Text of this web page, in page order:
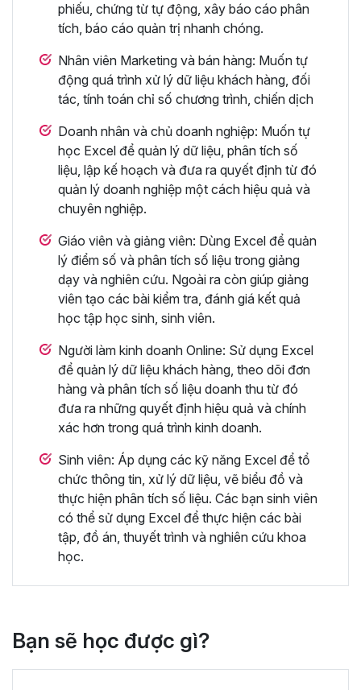
phiếu, chứng từ tự động, xây báo cáo phân
tích, báo cáo quản trị nhanh chóng.
Nhân viên Marketing và bán hàng: Muốn tự
động quá trình xử lý dữ liệu khách hàng, đối
tác, tính toán chỉ số chương trình, chiến dịch
Doanh nhân và chủ doanh nghiệp: Muốn tự
học Excel để quản lý dữ liệu, phân tích số
liệu, lập kế hoạch và đưa ra quyết định từ đó
quản lý doanh nghiệp một cách hiệu quả và
chuyên nghiệp.
Giáo viên và giảng viên: Dùng Excel để quản
lý điểm số và phân tích số liệu trong giảng
dạy và nghiên cứu. Ngoài ra còn giúp giảng
viên tạo các bài kiểm tra, đánh giá kết quả
học tập học sinh, sinh viên.
Người làm kinh doanh Online: Sử dụng Excel
để quản lý dữ liệu khách hàng, theo dõi đơn
hàng và phân tích số liệu doanh thu từ đó
đưa ra những quyết định hiệu quả và chính
xác hơn trong quá trình kinh doanh.
Sinh viên: Áp dụng các kỹ năng Excel để tổ
chức thông tin, xử lý dữ liệu, vẽ biểu đồ và
thực hiện phân tích số liệu. Các bạn sinh viên
có thể sử dụng Excel để thực hiện các bài
tập, đồ án, thuyết trình và nghiên cứu khoa
học.
Bạn sẽ học được gì?